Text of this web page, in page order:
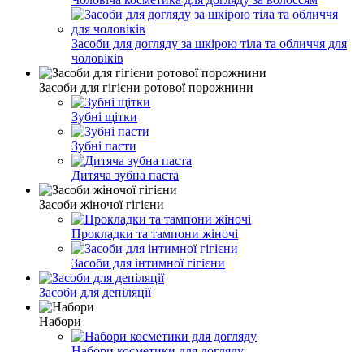
Засоби для догляду за шкірою тіла та обличчя для
чоловіків
Засоби для гігієни ротової порожнини
Зубні щітки
Зубні пасти
Дитяча зубна паста
Засоби жіночої гігієни
Прокладки та тампони жіночі
Засоби для інтимної гігієни
Засоби для депіляції
Набори